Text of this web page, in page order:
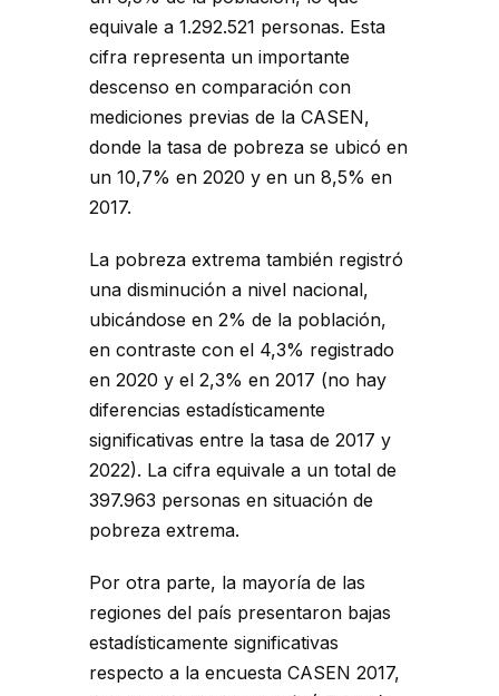
equivale a 1.292.521 personas. Esta
cifra representa un importante
descenso en comparación con
mediciones previas de la CASEN,
donde la tasa de pobreza se ubicó en
un 10,7% en 2020 y en un 8,5% en
2017.
La pobreza extrema también registró
una disminución a nivel nacional,
ubicándose en 2% de la población,
en contraste con el 4,3% registrado
en 2020 y el 2,3% en 2017 (no hay
diferencias estadísticamente
significativas entre la tasa de 2017 y
2022). La cifra equivale a un total de
397.963 personas en situación de
pobreza extrema.
Por otra parte, la mayoría de las
regiones del país presentaron bajas
estadísticamente significativas
respecto a la encuesta CASEN 2017,